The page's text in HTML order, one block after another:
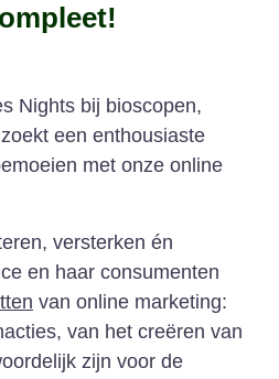
Nights bij bioscopen,
een enthousiaste
met onze online
versterken én
en haar consumenten
van online marketing:
van het creëren van
zijn voor de